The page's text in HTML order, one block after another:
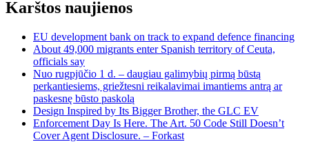
Karštos naujienos
EU development bank on track to expand defence financing
About 49,000 migrants enter Spanish territory of Ceuta,
officials say
Nuo rugpjūčio 1 d. – daugiau galimybių pirmą būstą
perkantiesiems, griežtesni reikalavimai imantiems antrą ar
paskesnę būsto paskolą
Design Inspired by Its Bigger Brother, the GLC EV
Enforcement Day Is Here. The Art. 50 Code Still Doesn’t
Cover Agent Disclosure. – Forkast